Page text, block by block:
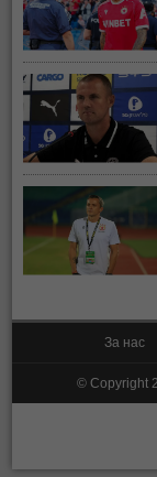
За нас
© Copyright